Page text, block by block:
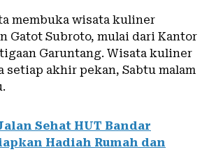
membuka wisata kuliner
Gatot Subroto, mulai dari Kantor
Garuntang. Wisata kuliner
setiap akhir pekan, Sabtu malam
Sehat HUT Bandar
Hadiah Rumah dan